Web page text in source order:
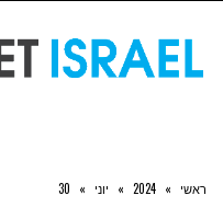
ראשי »
2024
» יוני »
30